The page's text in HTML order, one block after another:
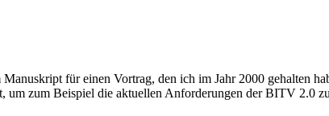
für einen Vortrag, den ich im Jahr 2000 gehalten
um zum Beispiel die aktuellen Anforderungen der BITV 2.0